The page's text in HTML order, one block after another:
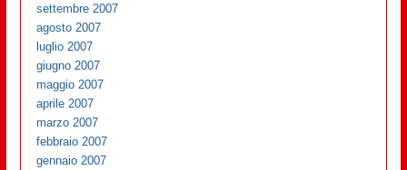
settembre 2007
agosto 2007
luglio 2007
giugno 2007
maggio 2007
aprile 2007
marzo 2007
febbraio 2007
gennaio 2007